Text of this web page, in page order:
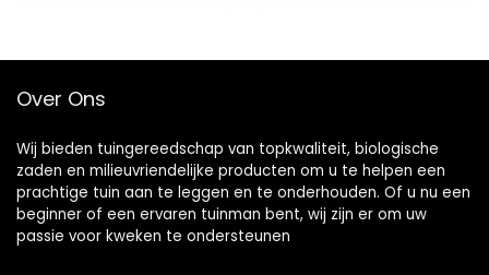
Multilayer
Over Ons
Wij bieden tuingereedschap van topkwaliteit, biologische
zaden en milieuvriendelijke producten om u te helpen een
prachtige tuin aan te leggen en te onderhouden. Of u nu een
beginner of een ervaren tuinman bent, wij zijn er om uw
passie voor kweken te ondersteunen